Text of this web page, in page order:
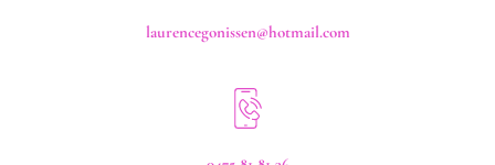
laurencegonissen@hotmail.com